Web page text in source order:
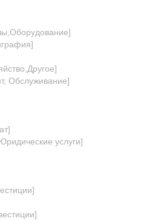
]
]
]
Обслуживание]
]
услуги]
]
]